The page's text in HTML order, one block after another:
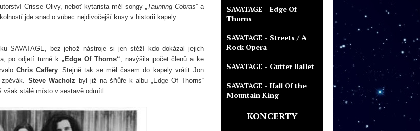
Crisse Olivy, neboť kytarista měl songy „Taunting Cobras“a
jde snad o vůbec nejdivočejší kusy v historii kapely.
SAVATAGE, bez jehož nástroje si jen stěží kdo dokázal jejich
po odjetí turné k „Edge Of Thorns“, navýšila počet členů a ke
Chris Caffery. Stejně tak se měl časem do kapely vrátit Jon
Steve Wacholz byl již na šňůře k albu „Edge Of Thorns“
však stálé místo v sestavě odmítl.
SAVATAGE - Edge Of
Thorns
SAVATAGE - Streets / A
Rock Opera
SAVATAGE - Gutter Ballet
SAVATAGE - Hall Of the
Mountain King
KONCERTY